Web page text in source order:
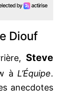
Diouf
Steve
à L’Équipe.
anecdotes